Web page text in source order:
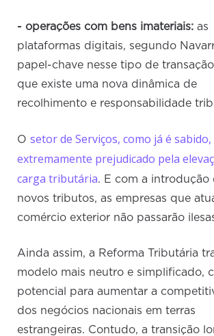
- operações com bens imateriais: as
plataformas digitais, segundo
papel-chave nesse tipo de
que existe uma nova dinâmica de
recolhimento e responsabilidade
Osetor de Serviços, como já é sabido,
extremamente prejudicado pela
carga tributária. E com a introdução
novos tributos, as empresas que
comércio exterior não passarão
Ainda assim, a Reforma Tributária
modelo mais neutro e simplificado,
potencial para aumentar a
dos negócios nacionais em terras
estrangeiras. Contudo, a transição